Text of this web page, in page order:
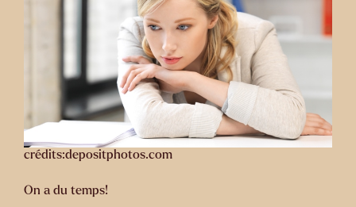
crédits:depositphotos.com
On a du temps!